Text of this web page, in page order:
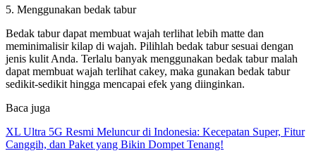
5. Menggunakan bedak tabur
Bedak tabur dapat membuat wajah terlihat lebih matte dan
meminimalisir kilap di wajah. Pilihlah bedak tabur sesuai dengan
jenis kulit Anda. Terlalu banyak menggunakan bedak tabur malah
dapat membuat wajah terlihat cakey, maka gunakan bedak tabur
sedikit-sedikit hingga mencapai efek yang diinginkan.
Baca juga
XL Ultra 5G Resmi Meluncur di Indonesia: Kecepatan Super, Fitur
Canggih, dan Paket yang Bikin Dompet Tenang!